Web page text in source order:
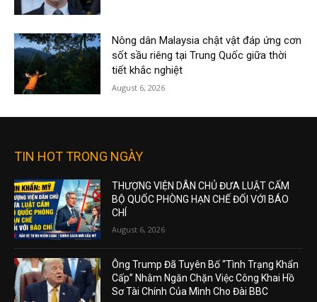
Nông dân Malaysia chật vật đáp ứng cơn
sốt sầu riêng tại Trung Quốc giữa thời
tiết khắc nghiệt
August 6, 2026
TIN HOT TRONG NGÀY
THƯỢNG VIỆN DÂN CHỦ ĐƯA LUẬT CẤM
BỘ QUỐC PHÒNG HẠN CHẾ ĐỐI VỚI BÁO
CHÍ
August 6, 2026
Ông Trump Đã Tuyên Bố “Tình Trạng Khẩn
Cấp” Nhằm Ngăn Chặn Việc Công Khai Hồ
Sơ Tài Chính Của Mình Cho Đài BBC